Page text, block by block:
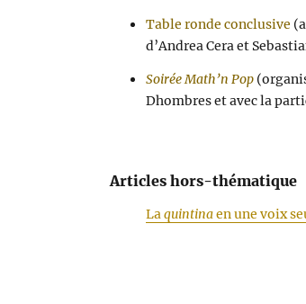
Table ronde conclusive
d’Andrea Cera et
Soirée Math’n Pop
Dhombres et avec la
Articles hors-thématique
La quintinaen une voix